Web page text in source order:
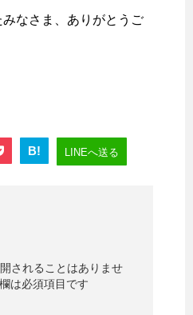
なさま、ありがとうご
B! LINEへ送る
されることはありませ
は必須項目です